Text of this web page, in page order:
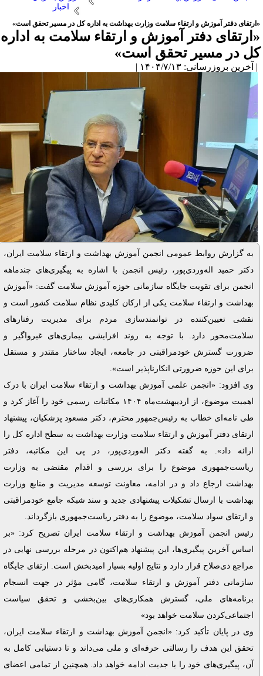
اخبار
دفتر آموزش و ارتقاء سلامت وزارت بهداشت به اداره کل در مسیر تحقق است»
دفتر آموزش و ارتقاء سلامت به اداره
در مسیر تحقق است»
بروزرسانی: ۱۴۰۴/۷/۱۳ |
به گزارش روابط عمومی انجمن آموزش بهداشت و ارتقاء سلامت ایران،
دکتر حمید اله‌وردی‌پور، رئیس انجمن با اشاره به پیگیری‌های چندماهه
انجمن برای تقویت جایگاه سازمانی حوزه آموزش سلامت گفت:«آموزش
بهداشت و ارتقاء سلامت یکی از ارکان کلیدی نظام سلامت کشور است و
نقشی تعیین‌کننده در توانمندسازی مردم برای مدیریت رفتارهای
سلامت‌محور دارد. با توجه به روند افزایشی بیماری‌های غیرواگیر و
ضرورت گسترش خودمراقبتی در جامعه، ایجاد ساختار مقتدر و مستقل
برای این حوزه ضرورتی انکارناپذیر است».
وی افزود: «انجمن علمی آموزش بهداشت و ارتقاء سلامت ایران با درک
اهمیت موضوع، از اردیبهشت‌ماه ۱۴۰۴ مکاتبات رسمی خود را آغاز کرد و
طی نامه‌ای خطاب به رئیس‌جمهور محترم، دکتر مسعود پزشکیان، پیشنهاد
ارتقای دفتر آموزش و ارتقاء سلامت وزارت بهداشت به سطح اداره کل را
ارائه داد». به گفته دکتر اله‌وردی‌پور، در پی این مکاتبه، دفتر
ریاست‌جمهوری موضوع را برای بررسی و اقدام مقتضی به وزارت
بهداشت ارجاع داد و در ادامه، معاونت توسعه مدیریت و منابع وزارت
بهداشت با ارسال تشکیلات پیشنهادی جدید و سند شبکه جامع خودمراقبتی
و ارتقای سواد سلامت، موضوع را به دفتر ریاست‌جمهوری بازگرداند.
رئیس انجمن آموزش بهداشت و ارتقاء سلامت ایران تصریح کرد: «بر
اساس آخرین پیگیری‌ها، این پیشنهاد هم‌اکنون در مرحله بررسی نهایی در
مراجع ذی‌صلاح قرار دارد و نتایج اولیه بسیار امیدبخش است. ارتقای جایگاه
سازمانی دفتر آموزش و ارتقاء سلامت، گامی مؤثر در جهت انسجام
برنامه‌های ملی، گسترش همکاری‌های بین‌بخشی و تحقق سیاست
اجتماعی‌کردن سلامت خواهد بود»
وی در پایان تأکید کرد: «انجمن آموزش بهداشت و ارتقاء سلامت ایران،
تحقق این هدف را رسالتی حرفه‌ای و ملی می‌داند و تا دستیابی کامل به
آن، پیگیری‌های خود را با جدیت ادامه خواهد داد. همچنین از تمامی اعضای